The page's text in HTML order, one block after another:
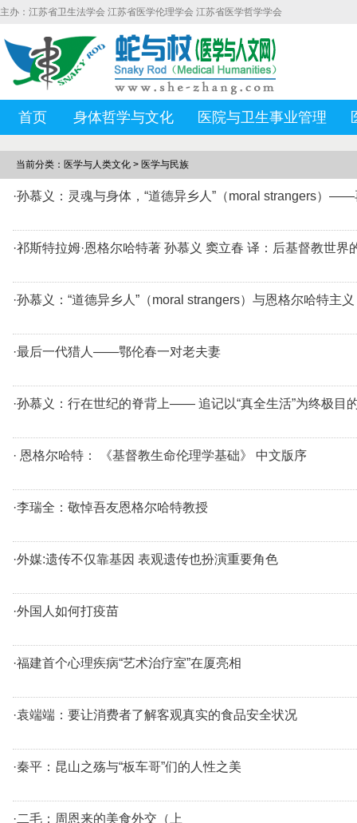
主办：江苏省卫生法学会 江苏省医学伦理学会 江苏省医学哲学学会
首页 身体哲学与文化 医院与卫生事业管理
当前分类：医学与人类文化 > 医学与民族
·孙慕义：灵魂与身体，“道德异乡人”（moral strangers）
·祁斯特拉姆·恩格尔哈特著 孙慕义 窦立春 译：后基督教世界
·孙慕义：“道德异乡人”（moral strangers）与恩格尔哈特主义
·最后一代猎人——鄂伦春一对老夫妻
·孙慕义：行在世纪的脊背上—— 追记以“真全生活”为终极
· 恩格尔哈特： 《基督教生命伦理学基础》 中文版序
·李瑞全：敬悼吾友恩格尔哈特教授
·外媒:遗传不仅靠基因 表观遗传也扮演重要角色
·外国人如何打疫苗
·福建首个心理疾病“艺术治疗室”在厦亮相
·袁端端：要让消费者了解客观真实的食品安全状况
·秦平：昆山之殇与“板车哥”们的人性之美
·二毛：周恩来的美食外交（上